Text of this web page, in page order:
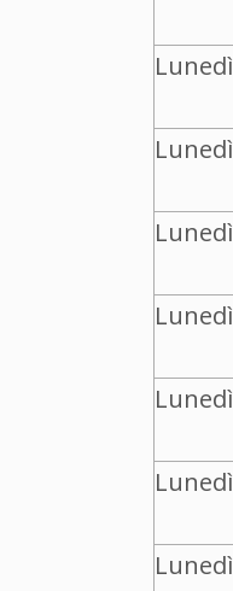
Lunedì
Lunedì
Lunedì
Lunedì
Lunedì
Lunedì
Lunedì